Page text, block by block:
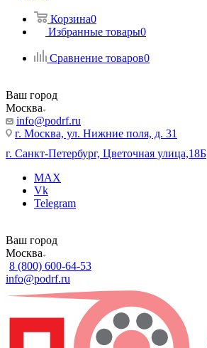
Корзина0
Избранные товары0
Сравнение товаров0
Ваш город
Москва
info@podrf.ru
г. Москва, ул. Нижние поля, д. 31
г. Санкт-Петербург, Цветочная улица,18Б
MAX
Vk
Telegram
Ваш город
Москва
8 (800) 600-64-53
info@podrf.ru